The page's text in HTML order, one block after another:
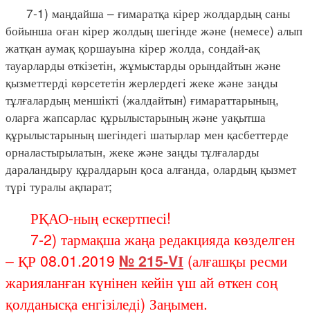
7-1) маңдайша – ғимаратқа кірер жолдардың саны
бойынша оған кірер жолдың шегінде және (немесе) алып
жатқан аумақ қоршауына кірер жолда, сондай-ақ
тауарларды өткізетін, жұмыстарды орындайтын және
қызметтерді көрсететін жерлердегі жеке және заңды
тұлғалардың меншікті (жалдайтын) ғимараттарының,
оларға жапсарлас құрылыстарының және уақытша
құрылыстарының шегіндегі шатырлар мен қасбеттерде
орналастырылатын, жеке және заңды тұлғаларды
дараландыру құралдарын қоса алғанда, олардың қызмет
түрі туралы ақпарат;
РҚАО-ның ескертпесі!
7-2) тармақша жаңа редакцияда көзделген
– ҚР 08.01.2019 № 215-VІ (алғашқы ресми
жарияланған күнінен кейін үш ай өткен соң
қолданысқа енгізіледі) Заңымен.